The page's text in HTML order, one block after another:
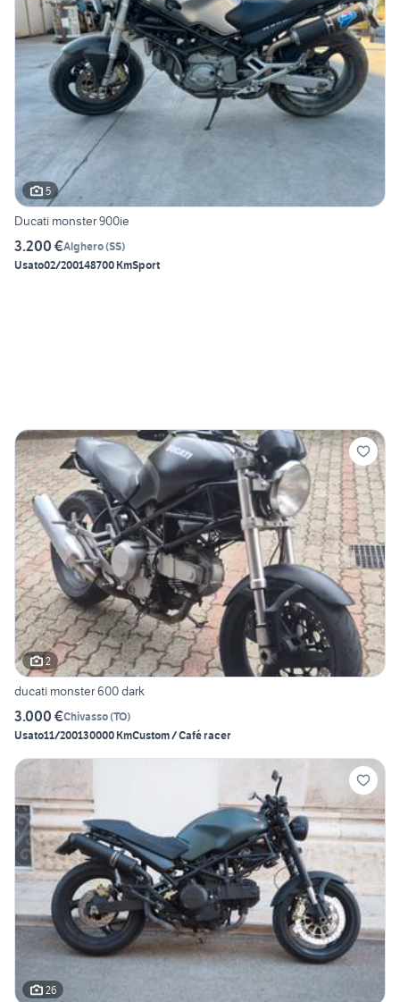
5
Ducati monster 900ie
3.200 €Alghero(SS)
Usato02/200148700 KmSport
2
ducati monster 600 dark
3.000 €Chivasso(TO)
Usato11/200130000 KmCustom / Café racer
26